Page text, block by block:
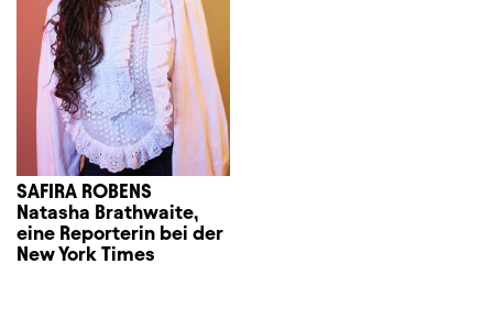
SAFIRA ROBENS
Natasha Brathwaite,
eine Reporterin bei der
New York Times